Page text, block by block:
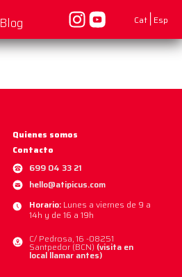
Blog Esp
Cat
Quienes somos
Contacto
699 04 33 21
hello@atipicus.com
Horario: Lunes a viernes de 9 a
14h y de 16 a 19h
C/ Pedrosa, 16 -08251
Santpedor (BCN) (visita en
local llamar antes)